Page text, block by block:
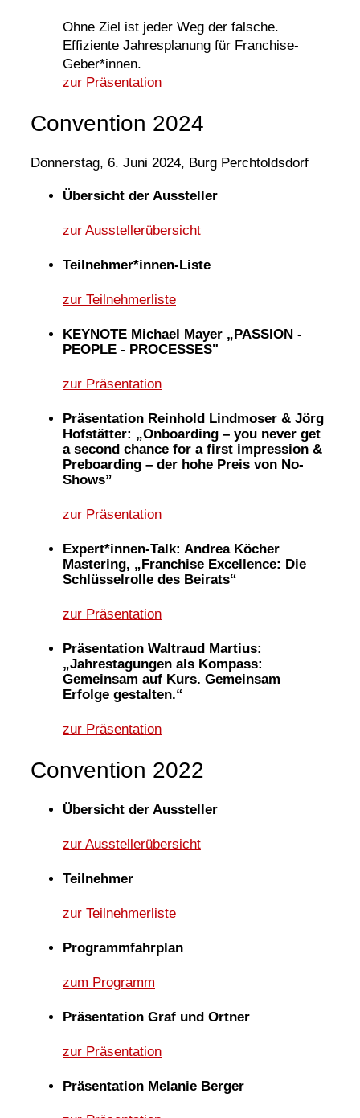
Ohne Ziel ist jeder Weg der falsche.
Effiziente Jahresplanung für Franchise-
Geber*innen.
zur Präsentation
Convention 2024
Donnerstag, 6. Juni 2024, Burg Perchtoldsdorf
Übersicht der Aussteller
zur Ausstellerübersicht
Teilnehmer*innen-Liste
zur Teilnehmerliste
KEYNOTE Michael Mayer „PASSION -
PEOPLE - PROCESSES"
zur Präsentation
Präsentation Reinhold Lindmoser & Jörg
Hofstätter: „Onboarding – you never get
a second chance for a first impression &
Preboarding – der hohe Preis von No-
Shows”
zur Präsentation
Expert*innen-Talk: Andrea Köcher
Mastering, „Franchise Excellence: Die
Schlüsselrolle des Beirats“
zur Präsentation
Präsentation Waltraud Martius:
„Jahrestagungen als Kompass:
Gemeinsam auf Kurs. Gemeinsam
Erfolge gestalten.“
zur Präsentation
Convention 2022
Übersicht der Aussteller
zur Ausstellerübersicht
Teilnehmer
zur Teilnehmerliste
Programmfahrplan
zum Programm
Präsentation Graf und Ortner
zur Präsentation
Präsentation Melanie Berger